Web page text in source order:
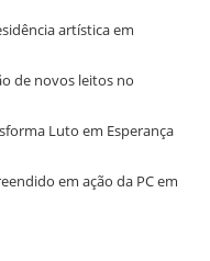
artística em
de novos leitos no
Luto em Esperança
em ação da PC em